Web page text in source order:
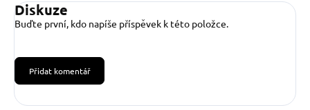
Diskuze
Buďte první, kdo napíše příspěvek k této položce.
Přidat komentář